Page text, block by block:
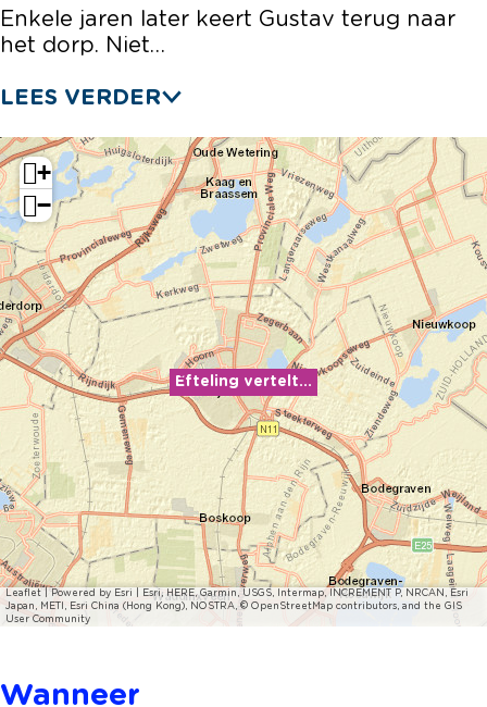
.
.
.
Enkele jaren later keert Gustav terug naar
het dorp. Niet…
LEES VERDER
Efteling vertelt...
+
−
Leaflet
Powered by Esri | Esri, HERE, Garmin, USGS, Intermap, INCREMENT P, NRCAN, Esri
Japan, METI, Esri China (Hong Kong), NOSTRA, © OpenStreetMap contributors, and the GIS
User Community
Wanneer